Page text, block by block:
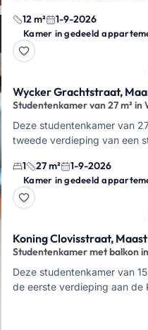
douche en een a…
12 m² 1-9-2026
Kamer in gedeeld
Wycker Grachtstraat,
Studentenkamer van 27 m² in
Deze studentenkamer van
tweede verdieping van een
hebt hier een eigen
1 27 m² 1-9-2026
Kamer in gedeeld
Koning Clovisstraat,
Studentenkamer met balkon in
Maastricht
Deze studentenkamer van
de eerste verdieping aan de